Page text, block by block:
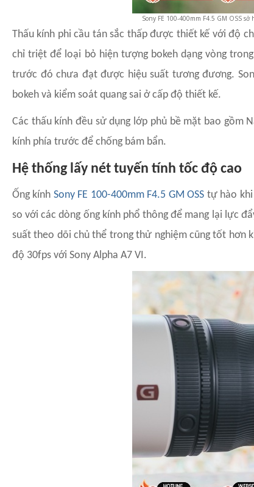
Sony FE 100-400mm F4.5 GM OSS
Thấu kính phi cầu tán sắc thấp được thiết kế với độ
chỉ triệt để loại bỏ hiện tượng bokeh dạng vòng
trước đó chưa đạt được hiệu suất tương đương.
bokeh và kiểm soát quang sai ở cấp độ thiết kế.
Các thấu kính đều sử dụng lớp phủ bề mặt bao gồm
kính phía trước để chống bám bẩn.
Hệ thống lấy nét tuyến tính tốc độ cao
Ống kính Sony FE 100-400mm F4.5 GM OSS tự hào
so với các dòng ống kính phổ thông để mang lại lực
suất theo dõi chủ thể trong thử nghiệm cũng tốt hơn
độ 30fps với Sony Alpha A7 VI.